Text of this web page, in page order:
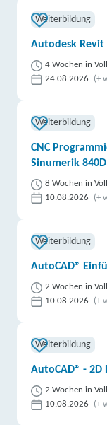
Weiterbildung
Autodesk Revit
4 Wochen in
24.08.2026
(+
Weiterbildung
CNC
Sinumerik 840D
8 Wochen in
10.08.2026
(+
Weiterbildung
AutoCAD®
2 Wochen in
10.08.2026
(+
Weiterbildung
AutoCAD® - 2D
2 Wochen in
10.08.2026
(+